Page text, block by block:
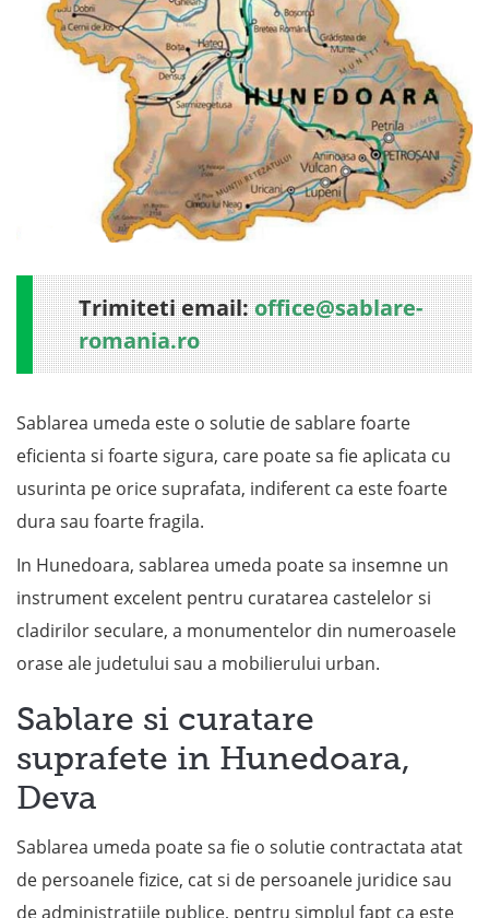
Trimiteti email:office@sablare-
romania.ro
Sablarea umeda este o solutie de sablare foarte
eficienta si foarte sigura, care poate sa fie aplicata cu
usurinta pe orice suprafata, indiferent ca este foarte
dura sau foarte fragila.
In Hunedoara, sablarea umeda poate sa insemne un
instrument excelent pentru curatarea castelelor si
cladirilor seculare, a monumentelor din numeroasele
orase ale judetului sau a mobilierului urban.
Sablare si curatare
suprafete in Hunedoara,
Deva
Sablarea umeda poate sa fie o solutie contractata atat
de persoanele fizice, cat si de persoanele juridice sau
de administratiile publice, pentru simplul fapt ca este